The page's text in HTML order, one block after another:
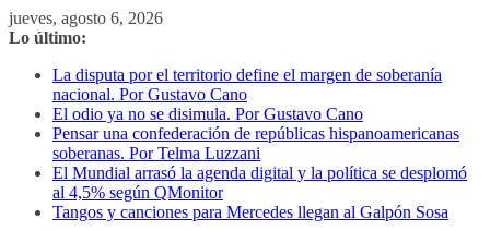
Saltar
al
jueves, agosto 6, 2026
Lo último:
La disputa por el territorio define el margen de soberanía
nacional. Por Gustavo Cano
El odio ya no se disimula. Por Gustavo Cano
Pensar una confederación de repúblicas hispanoamericanas
soberanas. Por Telma Luzzani
El Mundial arrasó la agenda digital y la política se desplomó
al 4,5% según QMonitor
Tangos y canciones para Mercedes llegan al Galpón Sosa